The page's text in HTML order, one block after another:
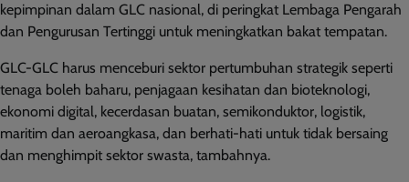
kepimpinan dalam GLC nasional, di peringkat Lembaga Pengarah
dan Pengurusan Tertinggi untuk meningkatkan bakat tempatan.
GLC-GLC harus menceburi sektor pertumbuhan strategik seperti
tenaga boleh baharu, penjagaan kesihatan dan bioteknologi,
ekonomi digital, kecerdasan buatan, semikonduktor, logistik,
maritim dan aeroangkasa, dan berhati-hati untuk tidak bersaing
dan menghimpit sektor swasta, tambahnya.